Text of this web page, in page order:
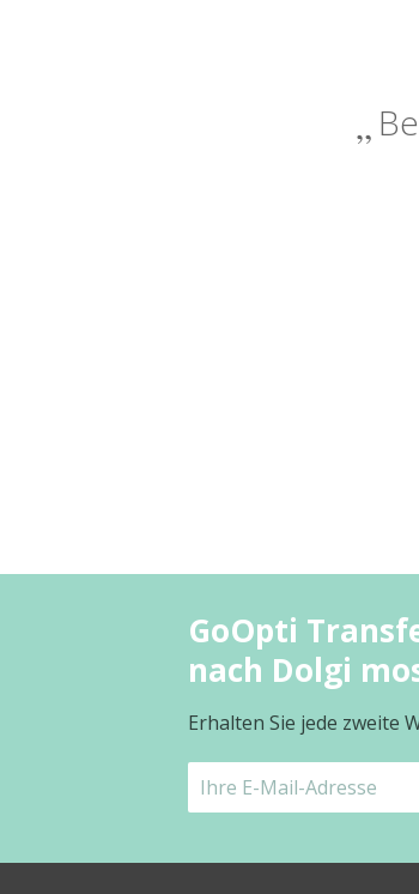
GoOpti
nach Dolgi
Erhalten Sie jede zweite